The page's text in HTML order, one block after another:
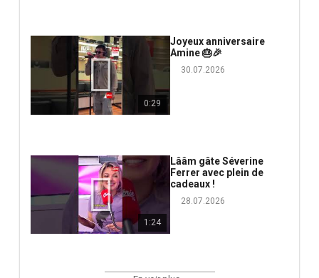
0:29
Joyeux anniversaire
Amine 🎂🎉
30.07.2026
1:24
Lââm gâte Séverine
Ferrer avec plein de
cadeaux !
28.07.2026